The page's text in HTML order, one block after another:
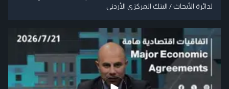
لدائرة الأبحاث / البنك المركزي الأردني